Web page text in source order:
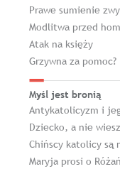
Prawe sumienie
Modlitwa przed
Atak na księży
Grzywna za pomoc?
Myśl jest bronią
Antykatolicyzm i
Dziecko, a nie
Chińscy katolicy są
Maryja prosi o